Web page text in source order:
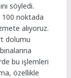
söyledi.
100 noktada
alıyoruz.
dolumu
bu işlemleri
özellikle